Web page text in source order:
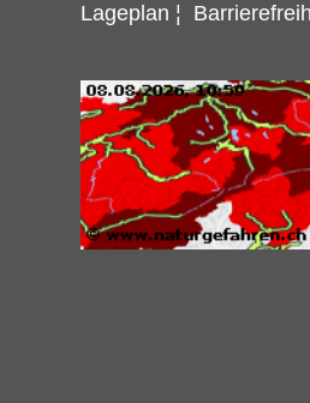
Lageplan ¦